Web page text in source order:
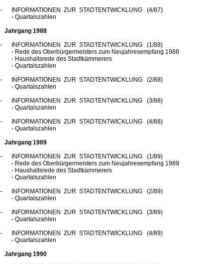
INFORMATIONEN ZUR STADTENTWICKLUNG (4/87)
- Quartalszahlen
Jahrgang 1988
INFORMATIONEN ZUR STADTENTWICKLUNG (1/88)
- Rede des Oberbürgermeisters zum Neujahresempfang 1988
- Haushaltsrede des Stadtkämmerers
- Quartalszahlen
INFORMATIONEN ZUR STADTENTWICKLUNG (2/88)
- Quartalszahlen
INFORMATIONEN ZUR STADTENTWICKLUNG (3/88)
- Quartalszahlen
INFORMATIONEN ZUR STADTENTWICKLUNG (4/88)
- Quartalszahlen
Jahrgang 1989
INFORMATIONEN ZUR STADTENTWICKLUNG (1/89)
- Rede des Oberbürgermeisters zum Neujahresempfang 1989
- Haushaltsrede des Stadtkämmerers
- Quartalszahlen
INFORMATIONEN ZUR STADTENTWICKLUNG (2/89)
- Quartalszahlen
INFORMATIONEN ZUR STADTENTWICKLUNG (3/89)
- Quartalszahlen
INFORMATIONEN ZUR STADTENTWICKLUNG (4/89)
- Quartalszahlen
Jahrgang 1990